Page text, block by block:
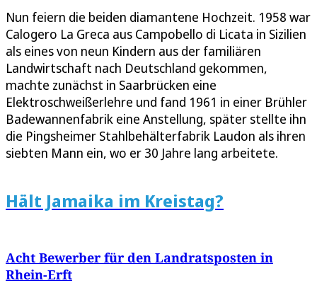
Nun feiern die beiden diamantene Hochzeit. 1958 war
Calogero La Greca aus Campobello di Licata in Sizilien
als eines von neun Kindern aus der familiären
Landwirtschaft nach Deutschland gekommen,
machte zunächst in Saarbrücken eine
Elektroschweißerlehre und fand 1961 in einer Brühler
Badewannenfabrik eine Anstellung, später stellte ihn
die Pingsheimer Stahlbehälterfabrik Laudon als ihren
siebten Mann ein, wo er 30 Jahre lang arbeitete.
Hält Jamaika im Kreistag?
Acht Bewerber für den Landratsposten in
Rhein-Erft